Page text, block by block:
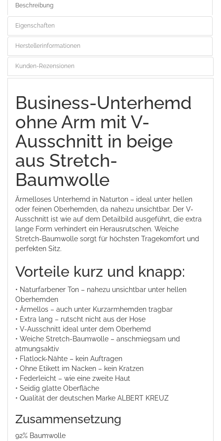
Beschreibung
Eigenschaften
Herstellerinformationen
Kunden-Rezensionen
Business-Unterhemd
ohne Arm mit V-
Ausschnitt in beige
aus Stretch-
Baumwolle
Ärmelloses Unterhemd in Naturton – ideal unter hellen
oder feinen Oberhemden, da nahezu unsichtbar. Der V-
Ausschnitt ist wie auf dem Detailbild ausgeführt, die extra
lange Form verhindert ein Herausrutschen. Weiche
Stretch-Baumwolle sorgt für höchsten Tragekomfort und
perfekten Sitz.
Vorteile kurz und knapp:
• Naturfarbener Ton – nahezu unsichtbar unter hellen
Oberhemden
• Ärmellos – auch unter Kurzarmhemden tragbar
• Extra lang – rutscht nicht aus der Hose
• V-Ausschnitt ideal unter dem Oberhemd
• Weiche Stretch-Baumwolle – anschmiegsam und
atmungsaktiv
• Flatlock-Nähte – kein Auftragen
• Ohne Etikett im Nacken – kein Kratzen
• Federleicht – wie eine zweite Haut
• Seidig glatte Oberfläche
• Qualität der deutschen Marke ALBERT KREUZ
Zusammensetzung
92% Baumwolle